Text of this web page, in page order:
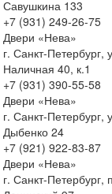
Савушкина 133
+7 (931) 249-26-75
Двери «Нева»
г. Санкт-Петербург,
Наличная 40, к.1
+7 (931) 390-55-58
Двери «Нева»
г. Санкт-Петербург,
Дыбенко 24
+7 (921) 922-83-87
Двери «Нева»
г. Санкт-Петербург,